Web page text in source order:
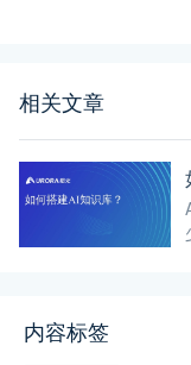
相关文章
内容标签